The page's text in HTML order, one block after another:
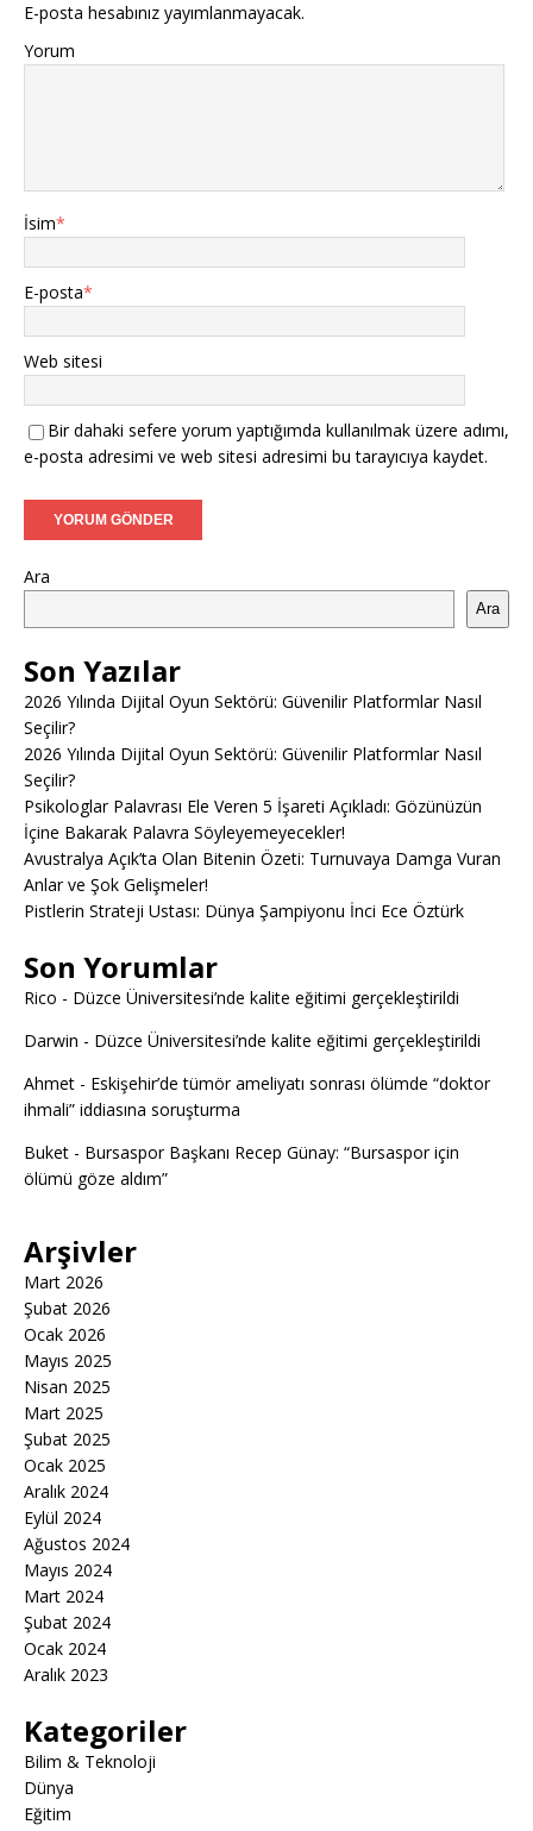
E-posta hesabınız yayımlanmayacak.
Yorum
İsim*
E-posta*
Web sitesi
Bir dahaki sefere yorum yaptığımda kullanılmak üzere adımı,
e-posta adresimi ve web sitesi adresimi bu tarayıcıya kaydet.
Ara
Ara
Son Yazılar
2026 Yılında Dijital Oyun Sektörü: Güvenilir Platformlar Nasıl
Seçilir?
2026 Yılında Dijital Oyun Sektörü: Güvenilir Platformlar Nasıl
Seçilir?
Psikologlar Palavrası Ele Veren 5 İşareti Açıkladı: Gözünüzün
İçine Bakarak Palavra Söyleyemeyecekler!
Avustralya Açık’ta Olan Bitenin Özeti: Turnuvaya Damga Vuran
Anlar ve Şok Gelişmeler!
Pistlerin Strateji Ustası: Dünya Şampiyonu İnci Ece Öztürk
Son Yorumlar
Rico - Düzce Üniversitesi’nde kalite eğitimi gerçekleştirildi
Darwin - Düzce Üniversitesi’nde kalite eğitimi gerçekleştirildi
Ahmet - Eskişehir’de tümör ameliyatı sonrası ölümde “doktor
ihmali” iddiasına soruşturma
Buket - Bursaspor Başkanı Recep Günay: “Bursaspor için
ölümü göze aldım”
Arşivler
Mart 2026
Şubat 2026
Ocak 2026
Mayıs 2025
Nisan 2025
Mart 2025
Şubat 2025
Ocak 2025
Aralık 2024
Eylül 2024
Ağustos 2024
Mayıs 2024
Mart 2024
Şubat 2024
Ocak 2024
Aralık 2023
Kategoriler
Bilim & Teknoloji
Dünya
Eğitim